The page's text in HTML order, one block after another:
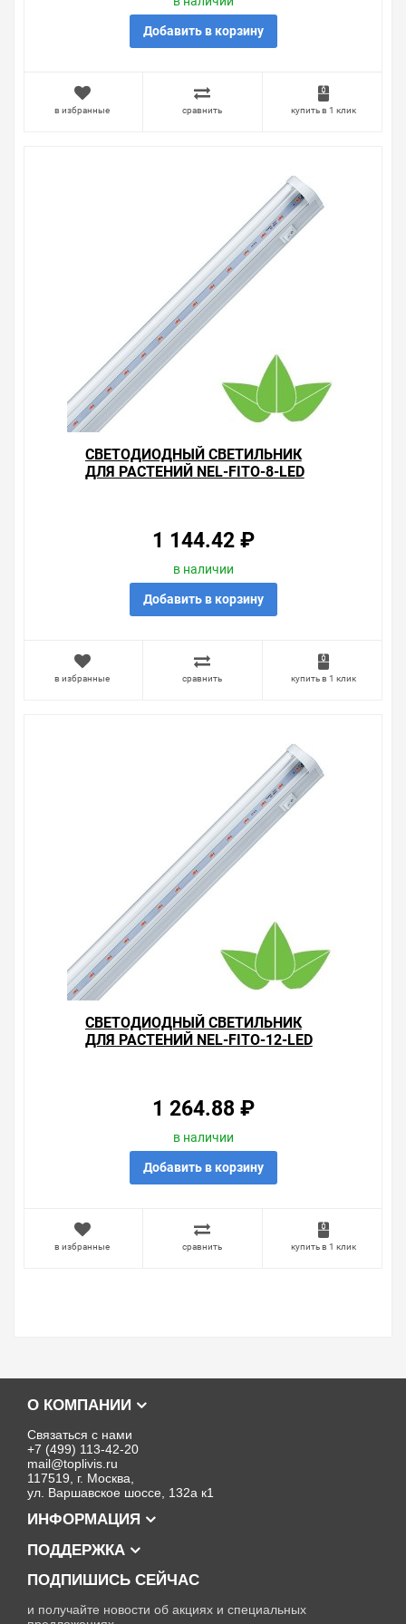
возвращаем деньги.
Наличие Светодиодный светильник для растений 12W,
менеджера. Также можно получить консультацию по
тому, что мы продаем, узнать преимущества
конкретного товара, получить информацию об
Свяжитесь с нами любым способом, который для вас
наиболее удобен. С удовольствием ответим на все
Добавить в корзину
в избранные сравнить купить в 1 клик
СВЕТОДИОДНЫЙ СВЕТИЛЬНИК
ДЛЯ РАСТЕНИЙ NEL-FITO-8-LED
1 144.42 ₽
в наличии
Добавить в корзину
в избранные сравнить купить в 1 клик
СВЕТОДИОДНЫЙ СВЕТИЛЬНИК
ДЛЯ РАСТЕНИЙ NEL-FITO-12-LED
1 264.88 ₽
в наличии
Добавить в корзину
в избранные сравнить купить в 1 клик
О КОМПАНИИ
Связаться с нами
+7 (499) 113-42-20
mail@toplivis.ru
117519, г. Москва,
ул. Варшавское шоссе, 132а к1
ИНФОРМАЦИЯ
ПОДДЕРЖКА
ПОДПИШИСЬ СЕЙЧАС
и получайте новости об акциях и специальных